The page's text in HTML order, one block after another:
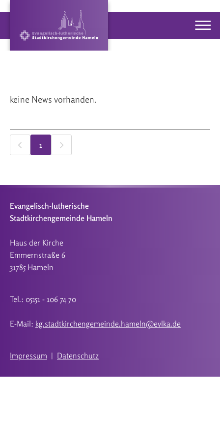
keine News vorhanden.
1
Evangelisch-lutherische
Stadtkirchengemeinde Hameln
Haus der Kirche
Emmernstraße 6
31785 Hameln
Tel.: 05151 - 106 74 70
E-Mail: kg.stadtkirchengemeinde.hameln@evlka.de
Impressum | Datenschutz